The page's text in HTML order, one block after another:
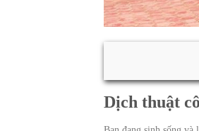
Dịch thuật